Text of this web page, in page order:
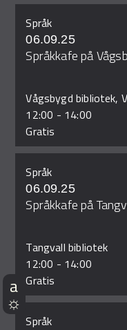
Språk
06.09.25
Språkkafe på
Vågsbygd bibliotek,
12:00 - 14:00
Gratis
Språk
06.09.25
Språkkafe på
Tangvall bibliotek
12:00 - 14:00
Gratis
Språk